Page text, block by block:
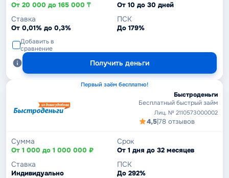
От 20 000 до 165 000 ₸ От 10 до 30 дней
Ставка
От 0,01% до 0,3%
ПСК
До 179%
Добавить в
сравнение
Получить деньги
Первый заём бесплатно!
Быстроденьги
Бесплатный быстрый займ
Лиц. № 2110573000002
4,5|78 отзывов
Сумма
От 1 000 до 1 000 000 ₽
Срок
От 1 дня до 32 месяцев
Ставка
Индивидуально
ПСК
До 292%